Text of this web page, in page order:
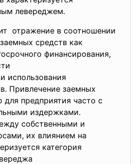
левереджем.
отражение в соотношении
средств как
финансирования,
использования
Привлечение заемных
для предприятия часто с
издержками.
собственными и
их влиянием на
категория